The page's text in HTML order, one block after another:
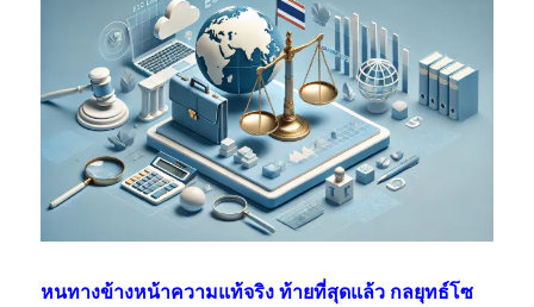
หนทางข้างหน้าความแท้จริง ท้ายที่สุดแล้ว กลยุทธ์โซ